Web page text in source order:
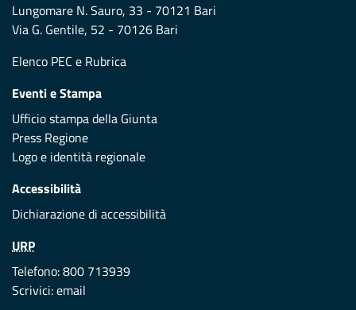
Lungomare N. Sauro, 33 - 70121 Bari
Via G. Gentile, 52 - 70126 Bari
Elenco PEC e Rubrica
Eventi e Stampa
Ufficio stampa della Giunta
Press Regione
Logo e identità regionale
Accessibilità
Dichiarazione di accessibilità
URP
Telefono: 800 713939
Scrivici:email